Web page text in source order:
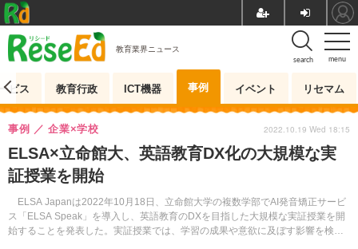
menu
search
教育業界ニュース
ビス 教育行政 ICT機器 事例 イベント リセマム
ELSA×立命館大、英語教育DX化の大規模な実
証授業を開始
ELSA Japanは2022年10月18日、立命館大学の複数学部でAI発音矯正サービ
ス「ELSA Speak」を導入し、英語教育のDXを目指した大規模な実証授業を開
始することを発表した。実証授業では、学習の成果や意欲に及ぼす影響を検証
事例 企業×学校 2022.10.19 Wed 18:15